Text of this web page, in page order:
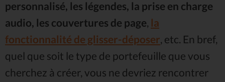
personnalisé, les légendes, la prise en charge
audio, les couvertures de page, la
fonctionnalité de glisser-déposer, etc. En bref,
quel que soit le type de portefeuille que vous
cherchez à créer, vous ne devriez rencontrer